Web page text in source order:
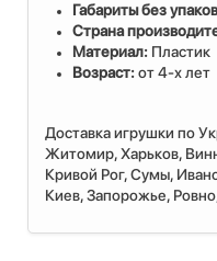
Габариты без
Cтрана
Материал: Пластик
Возраст:от 4-х лет
Доставка игрушки по
Житомир, Харьков,
Кривой Рог, Сумы,
Киев, Запорожье,